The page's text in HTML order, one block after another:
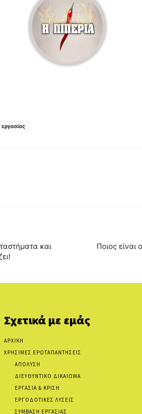
και
Ποιος είναι
Σχετικά με εμάς
ΑΡΧΙΚΗ
ΧΡΗΣΙΜΕΣ ΕΡΩΤΑΠΑΝΤΗΣΕΙΣ
ΑΠΟΛΥΣΗ
ΔΙΕΥΘΥΝΤΙΚΟ ΔΙΚΑΙΩΜΑ
ΕΡΓΑΣΙΑ & ΚΡΙΣΗ
ΕΡΓΟΔΟΤΙΚΕΣ ΛΥΣΕΙΣ
ΣΥΜΒΑΣΗ ΕΡΓΑΣΙΑΣ